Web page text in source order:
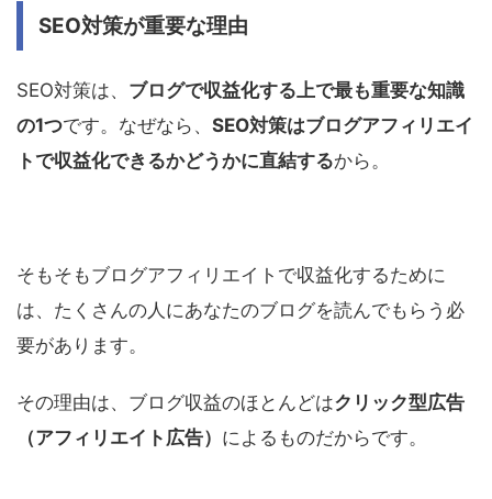
SEO対策が重要な理由
SEO対策は、 ブログで収益化する上で最も重要な知識
の1つです。なぜなら、 SEO対策はブログアフィリエイ
トで収益化できるかどうかに直結するから。
そもそもブログアフィリエイトで収益化するために
は、たくさんの人にあなたのブログを読んでもらう必
要があります。
その理由は、ブログ収益のほとんどはクリック型広告
（アフィリエイト広告） によるものだからです。